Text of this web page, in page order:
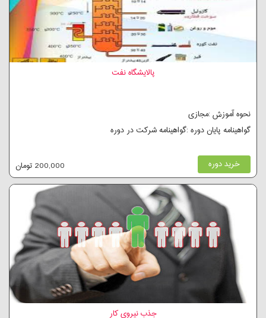
پالایشگاه نفت
نحوه آموزش :مجازی
گواهینامه پایان دوره :گواهینامه شرکت در دوره
خرید دوره 200,000 تومان
جذب نیروی کار